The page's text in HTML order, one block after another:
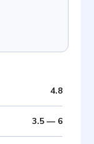
4.8
3.5— 6